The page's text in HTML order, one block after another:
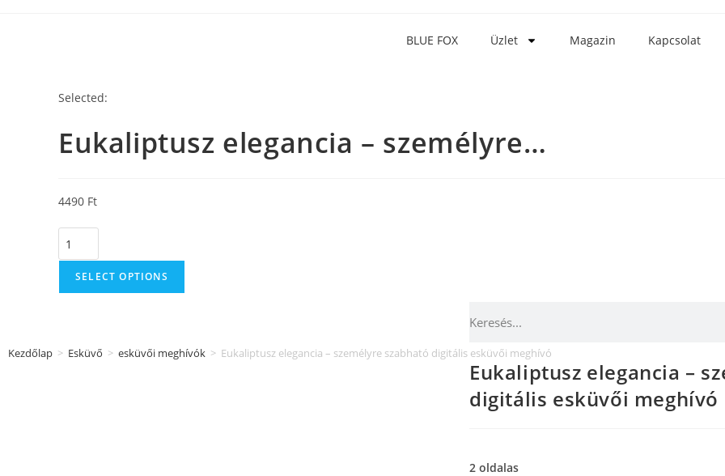
BLUE FOX Üzlet Magazin Kapcsolat
Selected:
Eukaliptusz elegancia – személyre…
4490 Ft
SELECT OPTIONS
Kezdőlap > Esküvő > esküvői meghívók > Eukaliptusz elegancia – személyre szabható digitális esküvői meghívó
Eukaliptusz elegancia –
digitális esküvői meghívó
2 oldalas